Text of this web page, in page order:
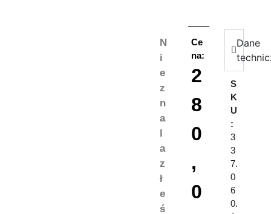
N
i
e
z
n
a
l
a
z
ł
e
ś
Ce
na:
2
8
0
,
0
Dane
S
K
U
:
3
3
7.
0
6
0.